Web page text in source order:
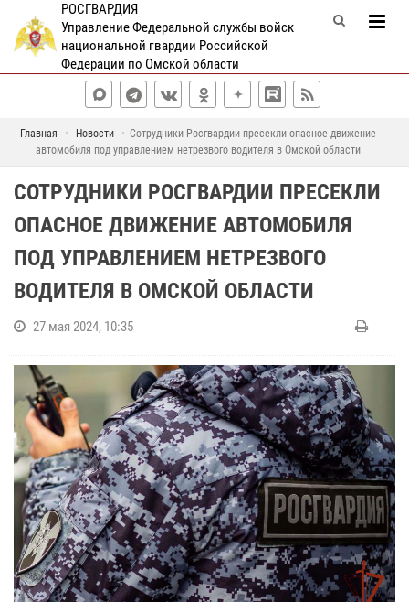
РОСГВАРДИЯ
Управление Федеральной службы войск
национальной гвардии Российской
Федерации по Омской области
Главная Новости
Сотрудники Росгвардии пресекли опасное движение
автомобиля под управлением нетрезвого водителя в Омской области
СОТРУДНИКИ РОСГВАРДИИ ПРЕСЕКЛИ
ОПАСНОЕ ДВИЖЕНИЕ АВТОМОБИЛЯ
ПОД УПРАВЛЕНИЕМ НЕТРЕЗВОГО
ВОДИТЕЛЯ В ОМСКОЙ ОБЛАСТИ
27 мая 2024, 10:35